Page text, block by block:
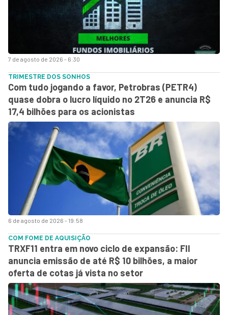
7 de agosto de 2026 - 6:30
6 de agosto de 2026 - 19:58
TRIMESTRE DOS SONHOS
Com tudo jogando a favor, Petrobras (PETR4)
quase dobra o lucro líquido no 2T26 e anuncia R$
17,4 bilhões para os acionistas
COM FOME DE AQUISIÇÃO
TRXF11 entra em novo ciclo de expansão: FII
anuncia emissão de até R$ 10 bilhões, a maior
oferta de cotas já vista no setor